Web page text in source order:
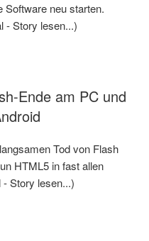
Software neu starten.
- Story lesen...)
Ende am PC und
Tod von Flash
HTML5 in fast allen
- Story lesen...)